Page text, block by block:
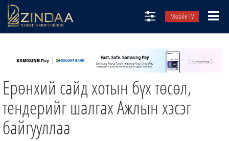
Mobile TV
ТВ8
ӨГЛӨӨНИЙ СОНИН
АУДИО ЗОХИОЛ
ЗИНДАА СЭТГҮҮЛ
Ерөнхий сайд хотын бүх төсөл,
тендерийг шалгах Ажлын хэсэг
байгууллаа